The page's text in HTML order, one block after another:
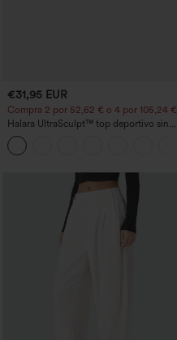
€31,95 EUR
Compra 2 por 52,62 € o 4 por 105,24 €.
Halara UltraSculpt™ top deportivo sin
mangas con escote redondo y bajo
curvo